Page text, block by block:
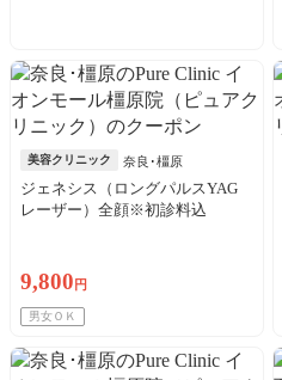
美容クリニック 奈良･橿原
ジェネシス（ロングパルスYAG
レーザー）全顔※初診料込
9,800 円
男女ＯＫ